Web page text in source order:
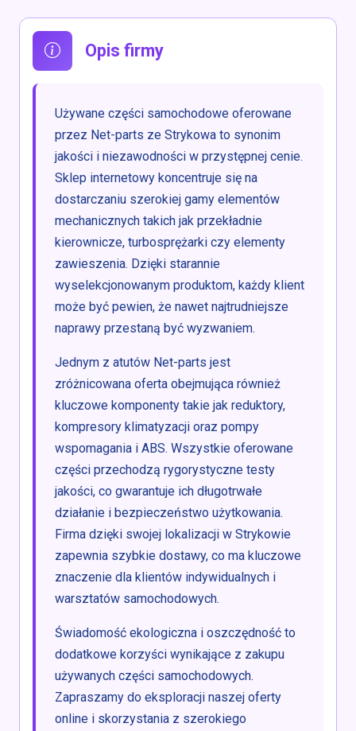
Opis firmy
Używane części samochodowe oferowane
przez Net-parts ze Strykowa to synonim
jakości i niezawodności w przystępnej cenie.
Sklep internetowy koncentruje się na
dostarczaniu szerokiej gamy elementów
mechanicznych takich jak przekładnie
kierownicze, turbosprężarki czy elementy
zawieszenia. Dzięki starannie
wyselekcjonowanym produktom, każdy klient
może być pewien, że nawet najtrudniejsze
naprawy przestaną być wyzwaniem.
Jednym z atutów Net-parts jest
zróżnicowana oferta obejmująca również
kluczowe komponenty takie jak reduktory,
kompresory klimatyzacji oraz pompy
wspomagania i ABS. Wszystkie oferowane
części przechodzą rygorystyczne testy
jakości, co gwarantuje ich długotrwałe
działanie i bezpieczeństwo użytkowania.
Firma dzięki swojej lokalizacji w Strykowie
zapewnia szybkie dostawy, co ma kluczowe
znaczenie dla klientów indywidualnych i
warsztatów samochodowych.
Świadomość ekologiczna i oszczędność to
dodatkowe korzyści wynikające z zakupu
używanych części samochodowych.
Zapraszamy do eksploracji naszej oferty
online i skorzystania z szerokiego